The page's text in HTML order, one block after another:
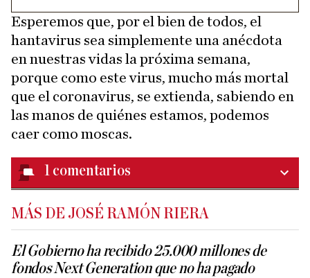
Esperemos que, por el bien de todos, el
hantavirus sea simplemente una anécdota
en nuestras vidas la próxima semana,
porque como este virus, mucho más mortal
que el coronavirus, se extienda, sabiendo en
las manos de quiénes estamos, podemos
caer como moscas.
1 comentarios
MÁS DE JOSÉ RAMÓN RIERA
El Gobierno ha recibido 25.000 millones de
fondos Next Generation que no ha pagado